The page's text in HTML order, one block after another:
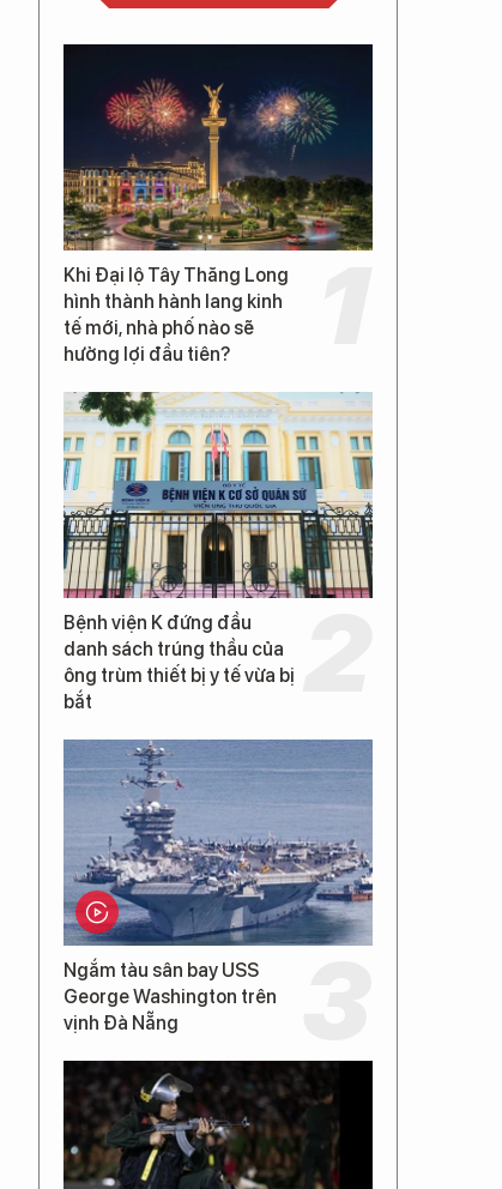
Khi Đại lộ Tây Thăng Long
hình thành hành lang kinh
tế mới, nhà phố nào sẽ
hưởng lợi đầu tiên?
Bệnh viện K đứng đầu
danh sách trúng thầu của
ông trùm thiết bị y tế vừa bị
bắt
Ngắm tàu sân bay USS
George Washington trên
vịnh Đà Nẵng